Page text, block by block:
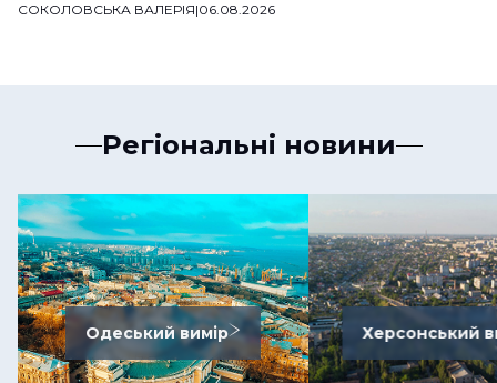
СОКОЛОВСЬКА ВАЛЕРІЯ|06.08.2026
Регіональні новини
Одеський вимір Херсонський